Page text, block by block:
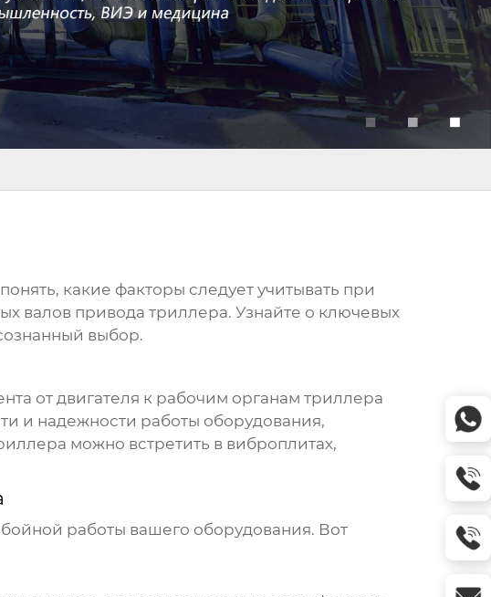
какие факторы следует учитывать при
валов привода триллера. Узнайте о ключевых
выбор.
от двигателя к рабочим органам триллера
и надежности работы оборудования,
можно встретить в виброплитах,
работы вашего оборудования. Вот